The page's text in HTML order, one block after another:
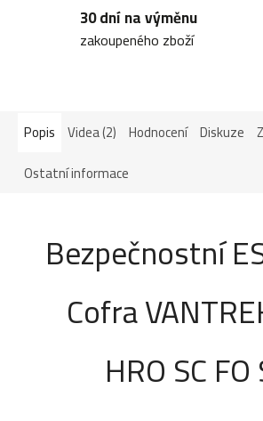
30 dní na výměnu
zakoupeného zboží
Popis Videa (2) Hodnocení Diskuze
Ostatní informace
Bezpečnostní
Cofra
HRO SC FO